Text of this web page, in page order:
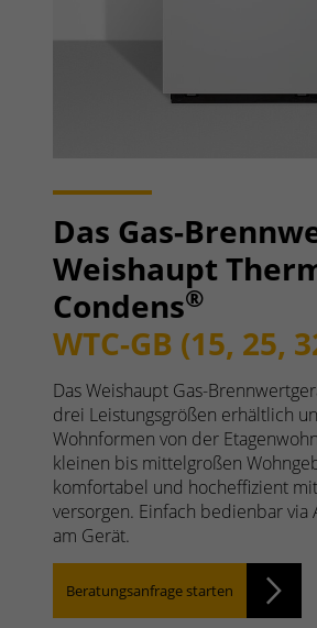
Das Gas-
Weishaupt
Condens®
WTC-GB (15, 25,
Das Weishaupt Gas-
drei Leistungsgrößen erhältlich
Wohnformen von der
kleinen bis mittelgroßen
komfortabel und hocheffizient
versorgen. Einfach bedienbar via
am Gerät.
Beratungsanfrage starten